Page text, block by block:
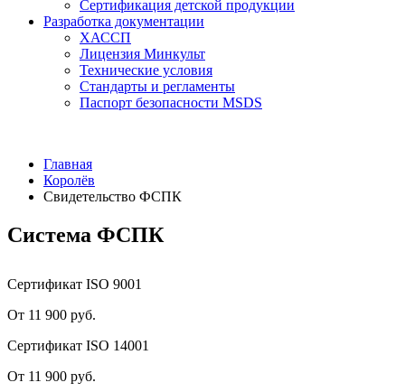
Сертификация детской продукции
Разработка документации
ХАССП
Лицензия Минкульт
Технические условия
Стандарты и регламенты
Паспорт безопасности MSDS
Главная
Королёв
Свидетельство ФСПК
Система ФСПК
Сертификат ISO 9001
От 11 900 руб.
Сертификат ISO 14001
От 11 900 руб.